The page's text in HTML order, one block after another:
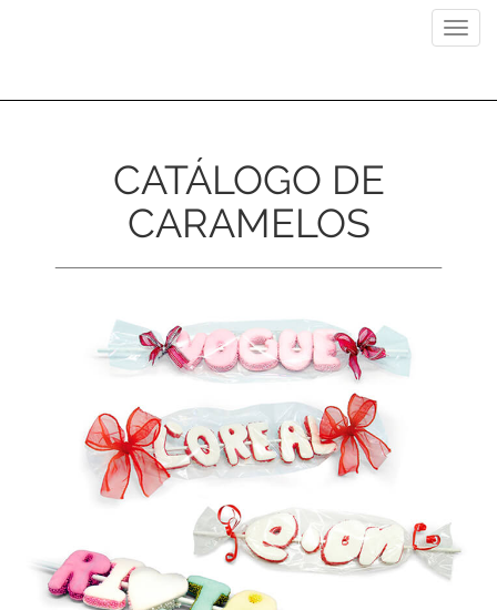
CATÁLOGO DE
CARAMELOS
Next